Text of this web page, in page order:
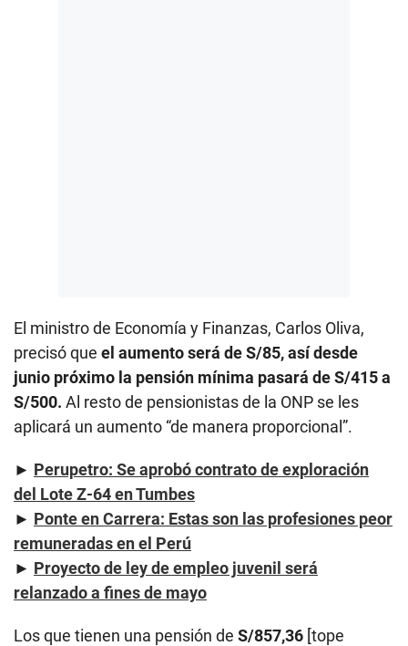
El ministro de Economía y Finanzas, Carlos Oliva,
precisó que el aumento será de S/85, así desde
junio próximo la pensión mínima pasará de S/415 a
S/500. Al resto de pensionistas de la ONP se les
aplicará un aumento “de manera proporcional”.
► Perupetro: Se aprobó contrato de exploración
del Lote Z-64 en Tumbes
► Ponte en Carrera: Estas son las profesiones peor
remuneradas en el Perú
► Proyecto de ley de empleo juvenil será
relanzado a fines de mayo
Los que tienen una pensión de S/857,36 [tope